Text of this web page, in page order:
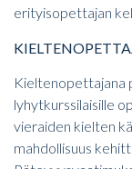
erityisopettajan
Kieltenopettajana
lyhytkurssilaisille
vieraiden kielten
mahdollisuus